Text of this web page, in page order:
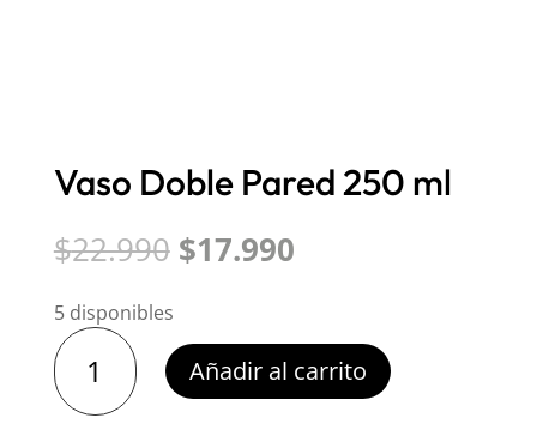
Vaso Doble Pared 250 ml
$22.990 El
precio
$22.990.
$17.990El
$17.990.
5 disponibles
Vaso
Doble
Pared
Añadir al carrito